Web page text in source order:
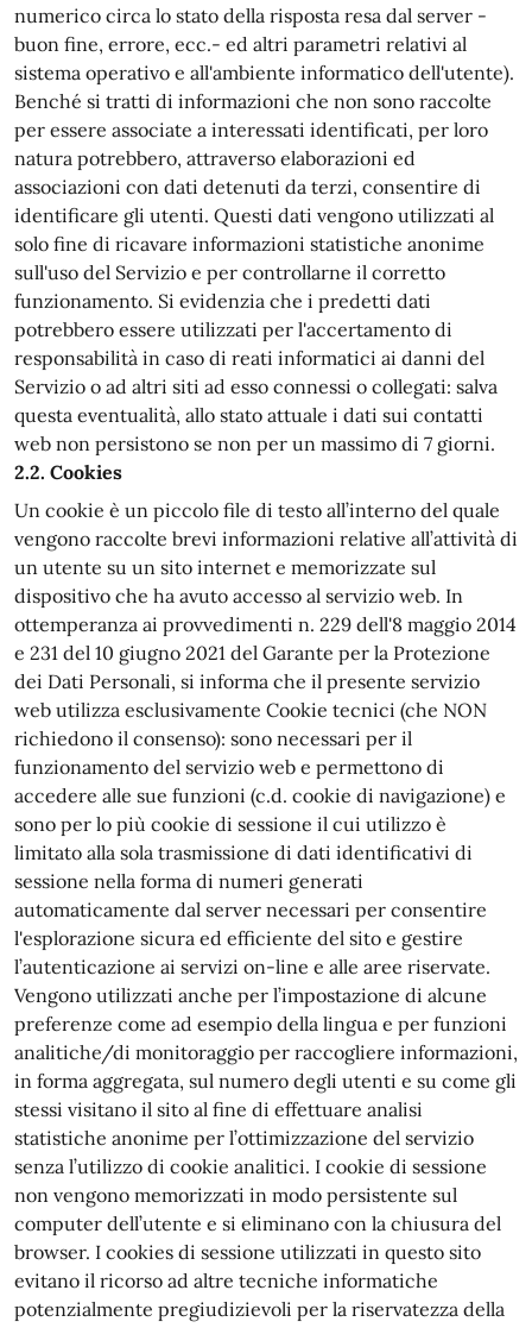
numerico circa lo stato della risposta resa dal server -
buon fine, errore, ecc.- ed altri parametri relativi al
sistema operativo e all'ambiente informatico dell'utente).
Benché si tratti di informazioni che non sono raccolte
per essere associate a interessati identificati, per loro
natura potrebbero, attraverso elaborazioni ed
associazioni con dati detenuti da terzi, consentire di
identificare gli utenti. Questi dati vengono utilizzati al
solo fine di ricavare informazioni statistiche anonime
sull'uso del Servizio e per controllarne il corretto
funzionamento. Si evidenzia che i predetti dati
potrebbero essere utilizzati per l'accertamento di
responsabilità in caso di reati informatici ai danni del
Servizio o ad altri siti ad esso connessi o collegati: salva
questa eventualità, allo stato attuale i dati sui contatti
web non persistono se non per un massimo di 7 giorni.
2.2. Cookies
Un cookie è un piccolo file di testo all’interno del quale
vengono raccolte brevi informazioni relative all’attività di
un utente su un sito internet e memorizzate sul
dispositivo che ha avuto accesso al servizio web. In
ottemperanza ai provvedimenti n. 229 dell'8 maggio 2014
e 231 del 10 giugno 2021 del Garante per la Protezione
dei Dati Personali, si informa che il presente servizio
web utilizza esclusivamente Cookie tecnici (che NON
richiedono il consenso): sono necessari per il
funzionamento del servizio web e permettono di
accedere alle sue funzioni (c.d. cookie di navigazione) e
sono per lo più cookie di sessione il cui utilizzo è
limitato alla sola trasmissione di dati identificativi di
sessione nella forma di numeri generati
automaticamente dal server necessari per consentire
l'esplorazione sicura ed efficiente del sito e gestire
l’autenticazione ai servizi on-line e alle aree riservate.
Vengono utilizzati anche per l’impostazione di alcune
preferenze come ad esempio della lingua e per funzioni
analitiche/di monitoraggio per raccogliere informazioni,
in forma aggregata, sul numero degli utenti e su come gli
stessi visitano il sito al fine di effettuare analisi
statistiche anonime per l’ottimizzazione del servizio
senza l’utilizzo di cookie analitici. I cookie di sessione
non vengono memorizzati in modo persistente sul
computer dell’utente e si eliminano con la chiusura del
browser. I cookies di sessione utilizzati in questo sito
evitano il ricorso ad altre tecniche informatiche
potenzialmente pregiudizievoli per la riservatezza della